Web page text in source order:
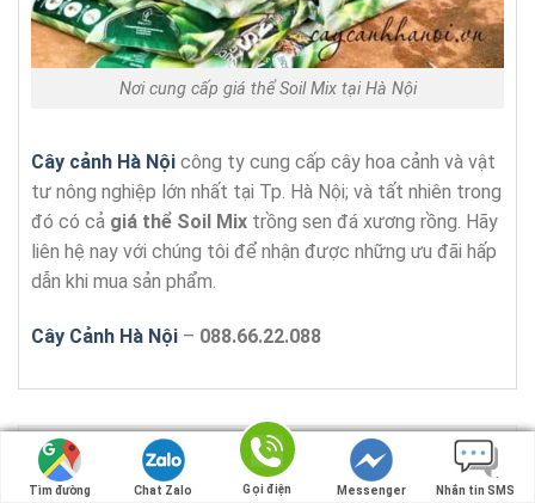
Nơi cung cấp giá thể Soil Mix tại Hà Nội
Cây cảnh Hà Nội công ty cung cấp cây hoa cảnh và vật
tư nông nghiệp lớn nhất tại Tp. Hà Nội; và tất nhiên trong
đó có cả giá thể Soil Mix trồng sen đá xương rồng. Hãy
liên hệ nay với chúng tôi để nhận được những ưu đãi hấp
dẫn khi mua sản phẩm.
Cây Cảnh Hà Nội – 088.66.22.088
Đánh giá Giá thể Soil Mix Đất Trộn Sẵn Trồng
Tìm đường Chat Zalo Gọi điện Messenger Nhắn tin SMS
Tìm đường Chat Zalo Gọi điện Messenger Nhắn tin SMS